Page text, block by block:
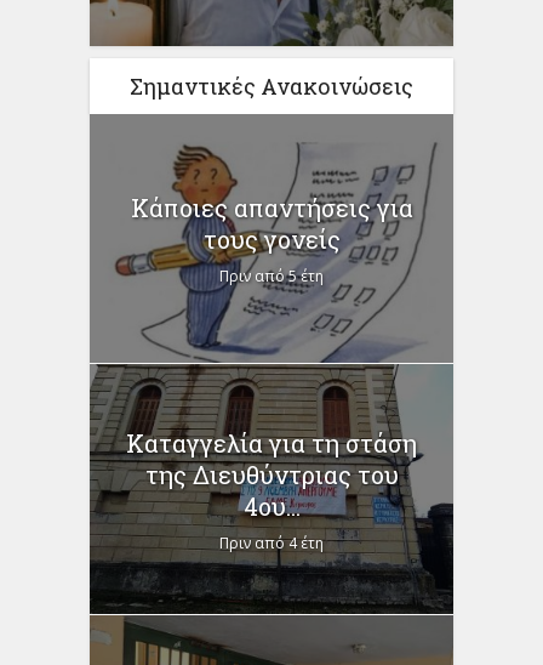
Σημαντικές Ανακοινώσεις
Κάποιες απαντήσεις για
τους γονείς
Πριν από 5 έτη
Καταγγελία για τη στάση
της Διευθύντριας του
4ου...
Πριν από 4 έτη